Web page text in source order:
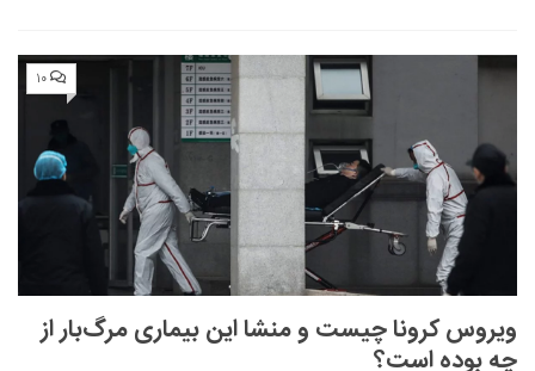
تغذیه سالم
کودک و مادر
ورزش و تندرستی
روانشناسی
مراکز پزشکی و دارویی
فرهنگ و هنر
۱۰
ویروس کرونا چیست و منشا این بیماری مرگ‌بار از
چه بوده است؟